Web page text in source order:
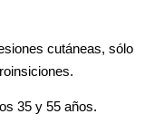
cutáneas, sólo
35 y 55 años.